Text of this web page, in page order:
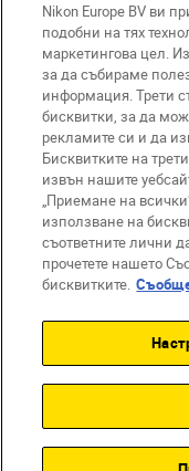
BG Nikon
Връзка с нас
Условия за
Съобщение за
Настройки за
© 2026 Nikon
Nikon Europe BV ви
подобни на тях
маркетингова цел.
за да събираме
информация. Трети
бисквитки, за да
рекламите си и да
Бисквитките на
извън нашите
„Приемане на
използване на
съответните лични
прочетете нашето
бисквитките.